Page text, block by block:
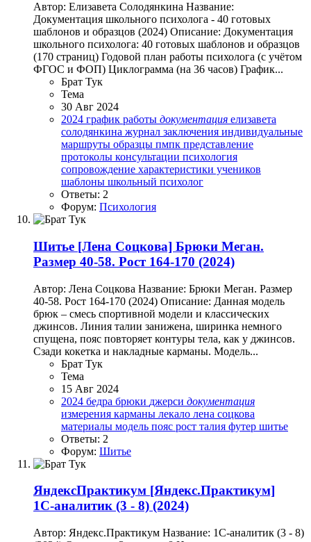
Автор: Елизавета Солодянкина Название:
Документация школьного психолога - 40 готовых
шаблонов и образцов (2024) Описание: Документация
школьного психолога: 40 готовых шаблонов и образцов
(170 страниц) Годовой план работы психолога (с учётом
ФГОС и ФОП) Циклограмма (на 36 часов) График...
Брат Тук
Тема
30 Авг 2024
2024 график работы документация елизавета
солодянкина журнал заключения индивидуальные
маршруты образцы пмпк представление
протоколы консультации психология
сопровождение характеристики учеников
шаблоны школьный психолог
Ответы: 2
Форум: Психология
Шитье [Лена Соцкова] Брюки Меган.
Размер 40-58. Рост 164-170 (2024)
Автор: Лена Соцкова Название: Брюки Меган. Размер
40-58. Рост 164-170 (2024) Описание: Данная модель
брюк – смесь спортивной модели и классических
джинсов. Линия талии занижена, ширинка немного
спущена, пояс повторяет контуры тела, как у джинсов.
Сзади кокетка и накладные карманы. Модель...
Брат Тук
Тема
15 Авг 2024
2024 бедра брюки джерси документация
измерения карманы лекало лена соцкова
материалы модель пояс рост талия футер шитье
Ответы: 2
Форум: Шитье
ЯндексПрактикум [Яндекс.Практикум]
1С‑аналитик (3 - 8) (2024)
Автор: Яндекс.Практикум Название: 1С‑аналитик (3 - 8)